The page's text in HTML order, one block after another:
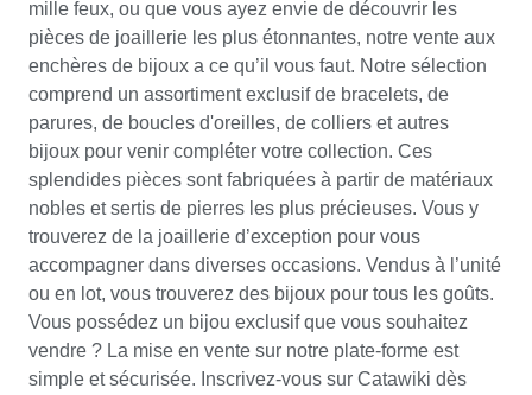
mille feux, ou que vous ayez envie de découvrir les
pièces de joaillerie les plus étonnantes, notre vente aux
enchères de bijoux a ce qu’il vous faut. Notre sélection
comprend un assortiment exclusif de bracelets, de
parures, de boucles d'oreilles, de colliers et autres
bijoux pour venir compléter votre collection. Ces
splendides pièces sont fabriquées à partir de matériaux
nobles et sertis de pierres les plus précieuses. Vous y
trouverez de la joaillerie d’exception pour vous
accompagner dans diverses occasions. Vendus à l’unité
ou en lot, vous trouverez des bijoux pour tous les goûts.
Vous possédez un bijou exclusif que vous souhaitez
vendre ? La mise en vente sur notre plate-forme est
simple et sécurisée. Inscrivez-vous sur Catawiki dès